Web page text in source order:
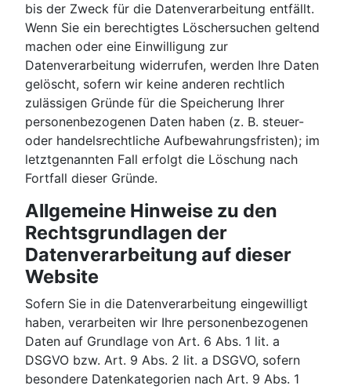
bis der Zweck für die Datenverarbeitung entfällt.
Wenn Sie ein berechtigtes Löschersuchen geltend
machen oder eine Einwilligung zur
Datenverarbeitung widerrufen, werden Ihre Daten
gelöscht, sofern wir keine anderen rechtlich
zulässigen Gründe für die Speicherung Ihrer
personenbezogenen Daten haben (z. B. steuer-
oder handelsrechtliche Aufbewahrungsfristen); im
letztgenannten Fall erfolgt die Löschung nach
Fortfall dieser Gründe.
Allgemeine Hinweise zu den
Rechtsgrundlagen der
Datenverarbeitung auf dieser
Website
Sofern Sie in die Datenverarbeitung eingewilligt
haben, verarbeiten wir Ihre personenbezogenen
Daten auf Grundlage von Art. 6 Abs. 1 lit. a
DSGVO bzw. Art. 9 Abs. 2 lit. a DSGVO, sofern
besondere Datenkategorien nach Art. 9 Abs. 1